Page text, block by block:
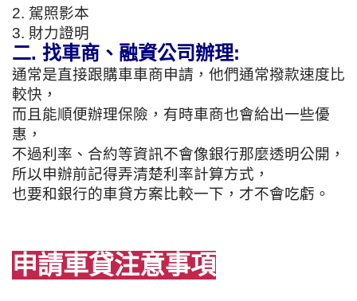
2. 駕照影本
3. 財力證明
二. 找車商、融資公司辦理:
通常是直接跟購車車商申請，他們通常撥款速度比
較快，
而且能順便辦理保險，有時車商也會給出一些優
惠，
不過利率、合約等資訊不會像銀行那麼透明公開，
所以申辦前記得弄清楚利率計算方式，
也要和銀行的車貸方案比較一下，才不會吃虧。
申請車貸注意事項